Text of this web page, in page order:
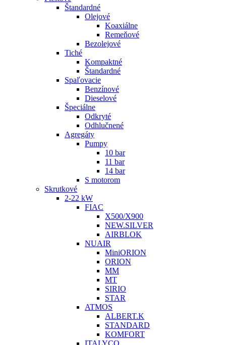
Štandardné
Olejové
Koaxiálne
Remeňové
Bezolejové
Tiché
Kompaktné
Štandardné
Spaľovacie
Benzínové
Dieselové
Špeciálne
Odkryté
Odhlučnené
Agregáty
Pumpy
10 bar
11 bar
14 bar
S motorom
Skrutkové
2-22 kW
FIAC
X500/X900
NEW.SILVER
AIRBLOK
NUAIR
MiniORION
ORION
MM
MT
SIRIO
STAR
ATMOS
ALBERT.K
STANDARD
KOMFORT
ITALYCO